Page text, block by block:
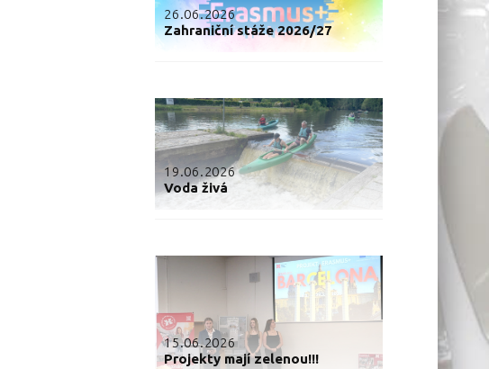
26.06.2026
Zahraniční stáže 2026/27
19.06.2026
Voda živá
15.06.2026
Projekty mají zelenou!!!